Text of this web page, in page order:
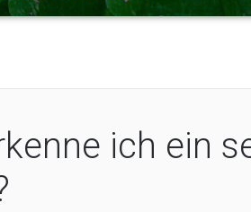
ich ein